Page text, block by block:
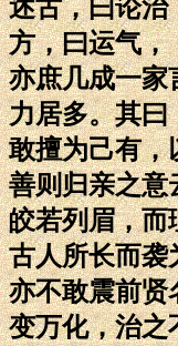
述古，曰论治
方，曰运气，
亦庶几成一家
力居多。其曰
敢擅为己有，
善则归亲之意
皎若列眉，而
古人所长而袭
亦不敢震前贤
变万化，治之